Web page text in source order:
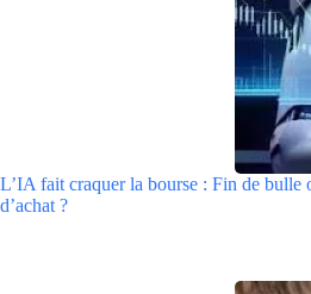
L’IA fait craquer la bourse : Fin de bulle
d’achat ?